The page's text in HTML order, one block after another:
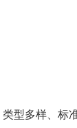
型多样、标